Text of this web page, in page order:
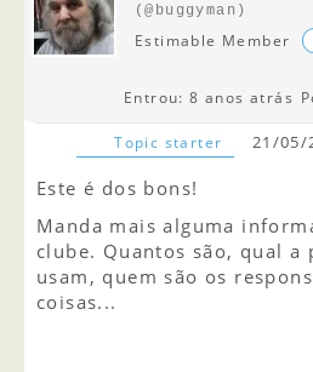
(@buggyman)
Estimable Member
Entrou: 8 anos atrás
Topic starter 21/05/
Este é dos bons!
Manda mais alguma
clube. Quantos são, qual a
usam, quem são os
coisas...